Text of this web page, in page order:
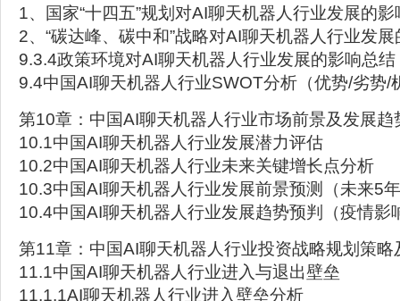
1、国家“十四五”规划对AI聊天机器人行业发展的影
2、“碳达峰、碳中和”战略对AI聊天机器人行业发展
9.3.4政策环境对AI聊天机器人行业发展的影响总结
9.4中国AI聊天机器人行业SWOT分析（优势/劣势/
第10章：中国AI聊天机器人行业市场前景及发展趋
10.1中国AI聊天机器人行业发展潜力评估
10.2中国AI聊天机器人行业未来关键增长点分析
10.3中国AI聊天机器人行业发展前景预测（未来5
10.4中国AI聊天机器人行业发展趋势预判（疫情影
第11章：中国AI聊天机器人行业投资战略规划策略
11.1中国AI聊天机器人行业进入与退出壁垒
11.1.1AI聊天机器人行业进入壁垒分析